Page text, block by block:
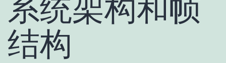
系统架构和帧
结构